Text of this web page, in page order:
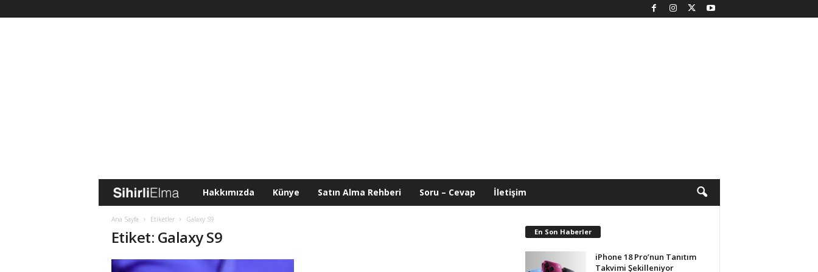
i
h
Hakkımızda Künye Satın Alma Rehberi Soru – Cevap İletişim
Ana Sayfa Etiketler Galaxy S9
Etiket: Galaxy S9 En Son Haberler
iPhone 18 Pro’nun Tanıtım
Takvimi Şekilleniyor